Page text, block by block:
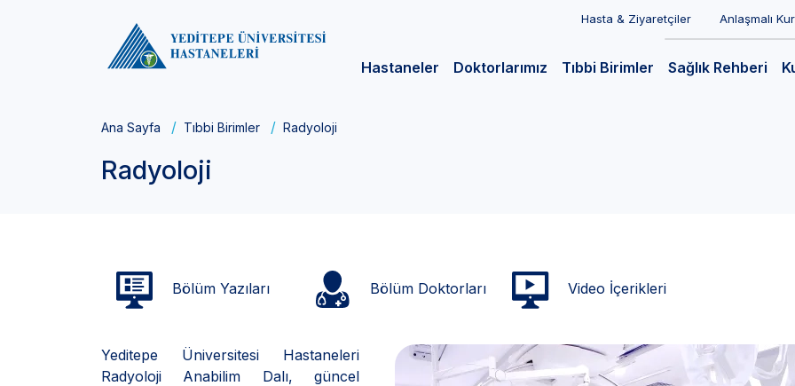
Hasta & Ziyaretçiler Anlaşmalı
Hastaneler Doktorlarımız Tıbbi Birimler Sağlık Rehberi
Ana Sayfa Tıbbi Birimler Radyoloji
Radyoloji
Bölüm Yazıları Bölüm Doktorları Video İçerikleri
Yeditepe Üniversitesi Hastaneleri
Radyoloji Anabilim Dalı, güncel